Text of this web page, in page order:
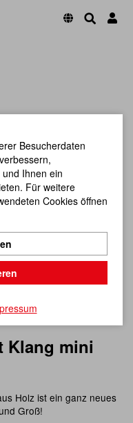
Klang mini
Holz ist ein ganz neues
Groß!
Besucherdaten
Ihnen ein
Für weitere
Cookies öffnen